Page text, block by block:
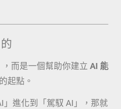
而是一個幫助你建立 AI 能
的起點。
」進化到「駕馭 AI」，那就